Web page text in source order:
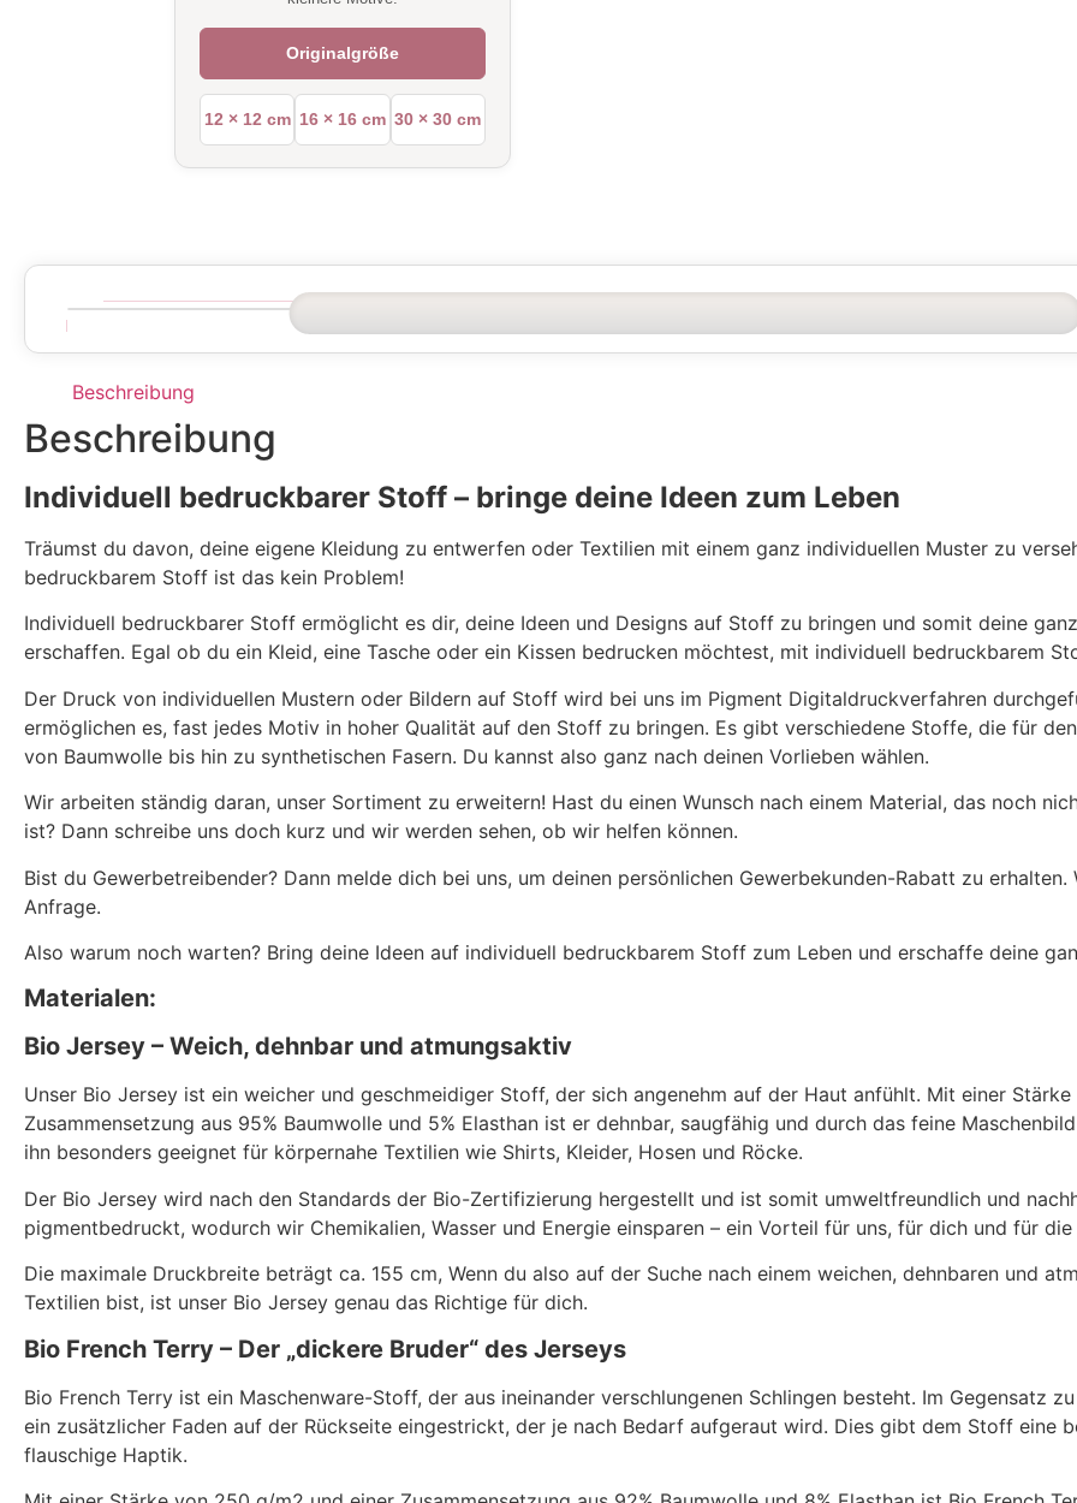
Originalgröße
12 × 12 cm 16 × 16 cm 30 × 30 cm
Beschreibung
Beschreibung
Individuell bedruckbarer Stoff – bringe deine Ideen zum Leben
Träumst du davon, deine eigene Kleidung zu entwerfen oder Textilien mit einem ganz individuellen Muster zu
bedruckbarem Stoff ist das kein Problem!
Individuell bedruckbarer Stoff ermöglicht es dir, deine Ideen und Designs auf Stoff zu bringen und somit deine
erschaffen. Egal ob du ein Kleid, eine Tasche oder ein Kissen bedrucken möchtest, mit individuell bedruckbarem
Der Druck von individuellen Mustern oder Bildern auf Stoff wird bei uns im Pigment Digitaldruckverfahren
ermöglichen es, fast jedes Motiv in hoher Qualität auf den Stoff zu bringen. Es gibt verschiedene Stoffe, die für
von Baumwolle bis hin zu synthetischen Fasern. Du kannst also ganz nach deinen Vorlieben wählen.
Wir arbeiten ständig daran, unser Sortiment zu erweitern! Hast du einen Wunsch nach einem Material, das noch
ist? Dann schreibe uns doch kurz und wir werden sehen, ob wir helfen können.
Bist du Gewerbetreibender? Dann melde dich bei uns, um deinen persönlichen Gewerbekunden-Rabatt zu erhalten.
Anfrage.
Also warum noch warten? Bring deine Ideen auf individuell bedruckbarem Stoff zum Leben und erschaffe deine
Materialen:
Bio Jersey – Weich, dehnbar und atmungsaktiv
Unser Bio Jersey ist ein weicher und geschmeidiger Stoff, der sich angenehm auf der Haut anfühlt. Mit einer
Zusammensetzung aus 95% Baumwolle und 5% Elasthan ist er dehnbar, saugfähig und durch das feine
ihn besonders geeignet für körpernahe Textilien wie Shirts, Kleider, Hosen und Röcke.
Der Bio Jersey wird nach den Standards der Bio-Zertifizierung hergestellt und ist somit umweltfreundlich und
pigmentbedruckt, wodurch wir Chemikalien, Wasser und Energie einsparen – ein Vorteil für uns, für dich und für
Die maximale Druckbreite beträgt ca. 155 cm, Wenn du also auf der Suche nach einem weichen, dehnbaren und
Textilien bist, ist unser Bio Jersey genau das Richtige für dich.
Bio French Terry – Der „dickere Bruder“ des Jerseys
Bio French Terry ist ein Maschenware-Stoff, der aus ineinander verschlungenen Schlingen besteht. Im Gegensatz
ein zusätzlicher Faden auf der Rückseite eingestrickt, der je nach Bedarf aufgeraut wird. Dies gibt dem Stoff eine
flauschige Haptik.